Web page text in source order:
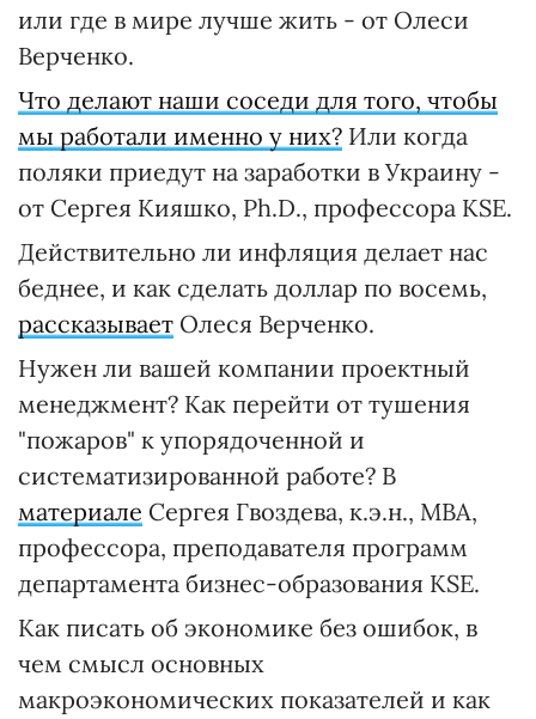
или где в мире лучше жить - от Олеси
Верченко.
Что делают наши соседи для того, чтобы
мы работали именно у них? Или когда
поляки приедут на заработки в Украину -
от Сергея Кияшко, Ph.D., профессора KSE.
Действительно ли инфляция делает нас
беднее, и как сделать доллар по восемь,
рассказывает Олеся Верченко.
Нужен ли вашей компании проектный
менеджмент? Как перейти от тушения
"пожаров" к упорядоченной и
систематизированной работе? В
материале Сергея Гвоздева, к.э.н., МВА,
профессора, преподавателя программ
департамента бизнес-образования KSE.
Как писать об экономике без ошибок, в
чем смысл основных
макроэкономических показателей и как